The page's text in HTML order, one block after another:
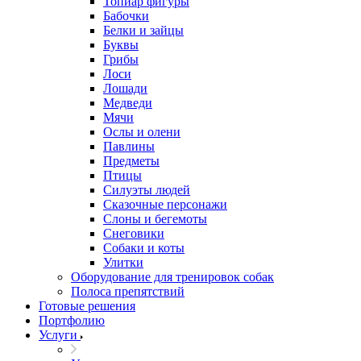
Бабочки
Белки и зайцы
Буквы
Грибы
Лоси
Лошади
Медведи
Мячи
Ослы и олени
Павлины
Предметы
Птицы
Силуэты людей
Сказочные персонажи
Слоны и бегемоты
Снеговики
Собаки и коты
Улитки
Оборудование для тренировок собак
Полоса препятствий
Готовые решения
Портфолию
Услуги